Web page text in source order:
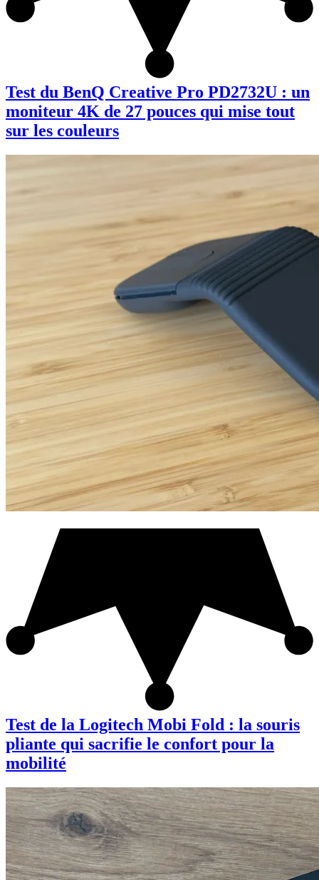
Test du BenQ Creative Pro PD2732U : un
moniteur 4K de 27 pouces qui mise tout
sur les couleurs
Test de la Logitech Mobi Fold : la souris
pliante qui sacrifie le confort pour la
mobilité